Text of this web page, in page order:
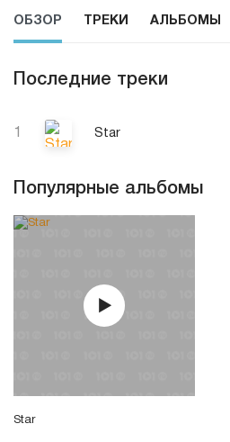
ОБЗОР ТРЕКИ АЛЬБОМЫ
Последние треки
Star
Популярные альбомы
Star